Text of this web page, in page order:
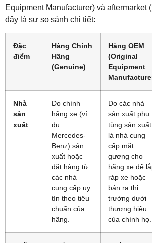
Equipment Manufacturer) và aftermarket
đây là sự so sánh chi tiết:
Đặc
điểm
Hàng Chính
Hãng
(Genuine)
Hàng OEM
(Original
Equipment
Nhà
sản
xuất
Do chính
hãng xe (ví
dụ:
Mercedes-
Benz) sản
xuất hoặc
đặt hàng từ
các nhà
cung cấp uy
tín theo tiêu
chuẩn của
hãng.
Do các nhà
sản xuất phụ
tùng sản
là nhà cung
cấp mặt
gương cho
hãng xe để
ráp xe hoặc
bán ra thị
trường dưới
thương hiệu
của chính họ.